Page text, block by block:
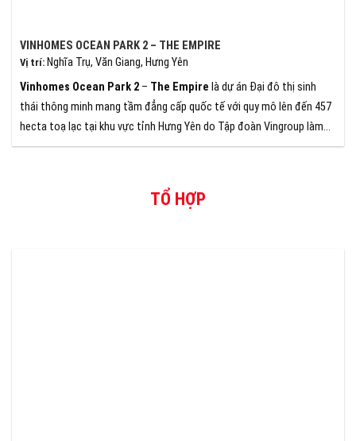
VINHOMES OCEAN PARK 2 – THE EMPIRE
Vị trí:Nghĩa Trụ, Văn Giang, Hưng Yên
Vinhomes Ocean Park 2– The Empire là dự án Đại đô thị sinh
thái thông minh mang tầm đẳng cấp quốc tế với quy mô lên đến 457
hecta toạ lạc tại khu vực tỉnh Hưng Yên do Tập đoàn Vingroup làm
chủ đầu tư và phát triển.
TỔ HỢP